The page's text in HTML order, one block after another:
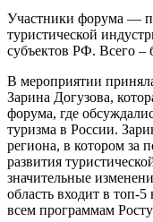
Участники форума —
туристической
субъектов РФ. Всего –
В мероприятии
Зарина Догузова,
форума, где
туризма в России.
региона, в котором за
развития
значительные
область входит в топ-
всем программам